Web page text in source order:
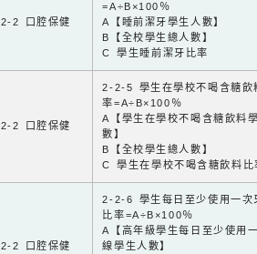
2-2 口腔保健
=A÷B×100％
A【睡前潔牙學生人數】
B【全校學生總人數】
C 學生睡前潔牙比率
2-2 口腔保健
2-2-5 學生在學校不喝含糖飲
率=A÷B×100％
A【學生在學校不喝含糖飲料
數】
B【全校學生總人數】
C 學生在學校不喝含糖飲料比
2-2 口腔保健
2-2-6 學生每日至少使用一次
比率=A÷B×100％
A【高年級學生每日至少使用
線學生人數】